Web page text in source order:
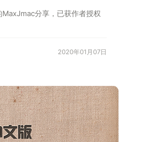
分享，已获作者授权
2020年01月07日